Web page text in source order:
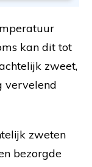
kan dit tot
zweet,
vervelend
zweten
bezorgde